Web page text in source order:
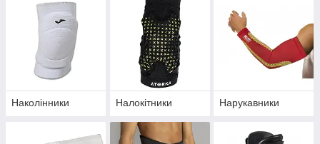
Наколінники Налокітники Нарукавники